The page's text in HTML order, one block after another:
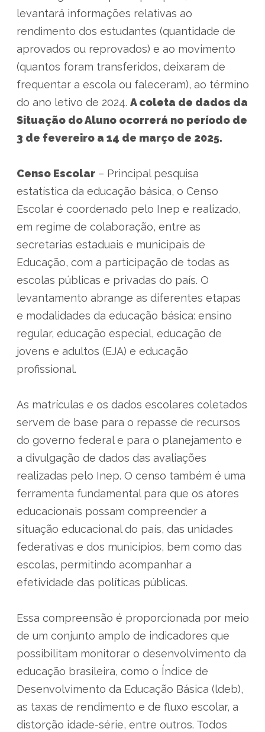
levantará informações relativas ao
rendimento dos estudantes (quantidade de
aprovados ou reprovados) e ao movimento
(quantos foram transferidos, deixaram de
frequentar a escola ou faleceram), ao término
do ano letivo de 2024. A coleta de dados da
Situação do Aluno ocorrerá no período de
3 de fevereiro a 14 de março de 2025.
Censo Escolar– Principal pesquisa
estatística da educação básica, o Censo
Escolar é coordenado pelo Inep e realizado,
em regime de colaboração, entre as
secretarias estaduais e municipais de
Educação, com a participação de todas as
escolas públicas e privadas do país. O
levantamento abrange as diferentes etapas
e modalidades da educação básica: ensino
regular, educação especial, educação de
jovens e adultos (EJA) e educação
profissional.
As matrículas e os dados escolares coletados
servem de base para o repasse de recursos
do governo federal e para o planejamento e
a divulgação de dados das avaliações
realizadas pelo Inep. O censo também é uma
ferramenta fundamental para que os atores
educacionais possam compreender a
situação educacional do país, das unidades
federativas e dos municípios, bem como das
escolas, permitindo acompanhar a
efetividade das políticas públicas.
Essa compreensão é proporcionada por meio
de um conjunto amplo de indicadores que
possibilitam monitorar o desenvolvimento da
educação brasileira, como o Índice de
Desenvolvimento da Educação Básica (ldeb),
as taxas de rendimento e de fluxo escolar, a
distorção idade-série, entre outros. Todos